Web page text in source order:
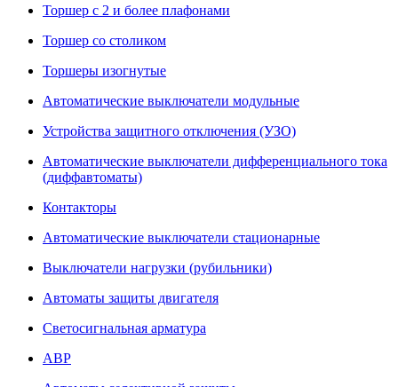
Торшер с 2 и более плафонами
Торшер со столиком
Торшеры изогнутые
Автоматические выключатели модульные
Устройства защитного отключения (УЗО)
Автоматические выключатели дифференциального тока
(диффавтоматы)
Контакторы
Автоматические выключатели стационарные
Выключатели нагрузки (рубильники)
Автоматы защиты двигателя
Светосигнальная арматура
АВР